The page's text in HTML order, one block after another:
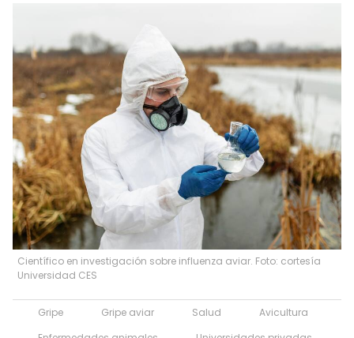
Científico en investigación sobre influenza aviar. Foto: cortesía
Universidad CES
Gripe Gripe aviar Salud
Avicultura